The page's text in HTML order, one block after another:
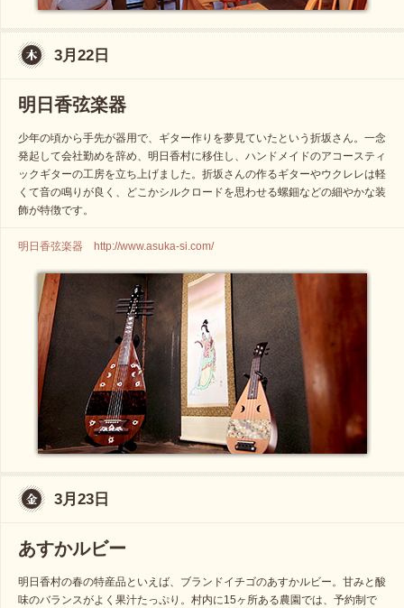
3月22日
明日香弦楽器
少年の頃から手先が器用で、ギター作りを夢見ていたという折坂さん。一念
発起して会社勤めを辞め、明日香村に移住し、ハンドメイドのアコースティ
ックギターの工房を立ち上げました。折坂さんの作るギターやウクレレは軽
くて音の鳴りが良く、どこかシルクロードを思わせる螺鈿などの細やかな装
飾が特徴です。
明日香弦楽器 http://www.asuka-si.com/
3月23日
あすかルビー
明日香村の春の特産品といえば、ブランドイチゴのあすかルビー。甘みと酸
味のバランスがよく果汁たっぷり。村内に15ヶ所ある農園では、予約制で